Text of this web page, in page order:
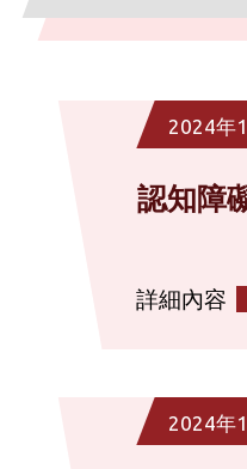
2024年
認知障
詳細內容
2024年